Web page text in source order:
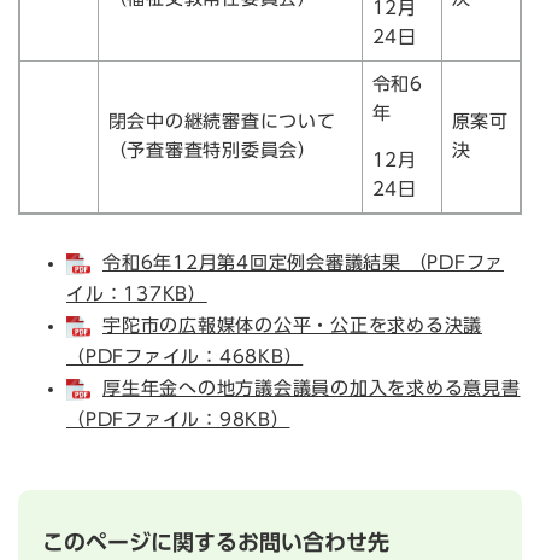
12月
24日
閉会中の継続審査について
（予査審査特別委員会）
令和6
年
12月
24日
原案可
決
令和6年12月第4回定例会審議結果 （PDFファ
イル：137KB）
宇陀市の広報媒体の公平・公正を求める決議
（PDFファイル：468KB）
厚生年金への地方議会議員の加入を求める意見書
（PDFファイル：98KB）
このページに関するお問い合わせ先